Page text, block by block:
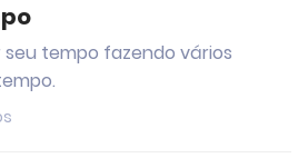
tempo fazendo vários